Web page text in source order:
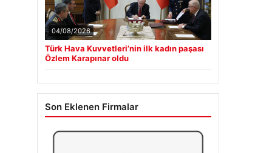
04/08/2026
Türk Hava Kuvvetleri’nin ilk kadın paşası
Özlem Karapınar oldu
Son Eklenen Firmalar